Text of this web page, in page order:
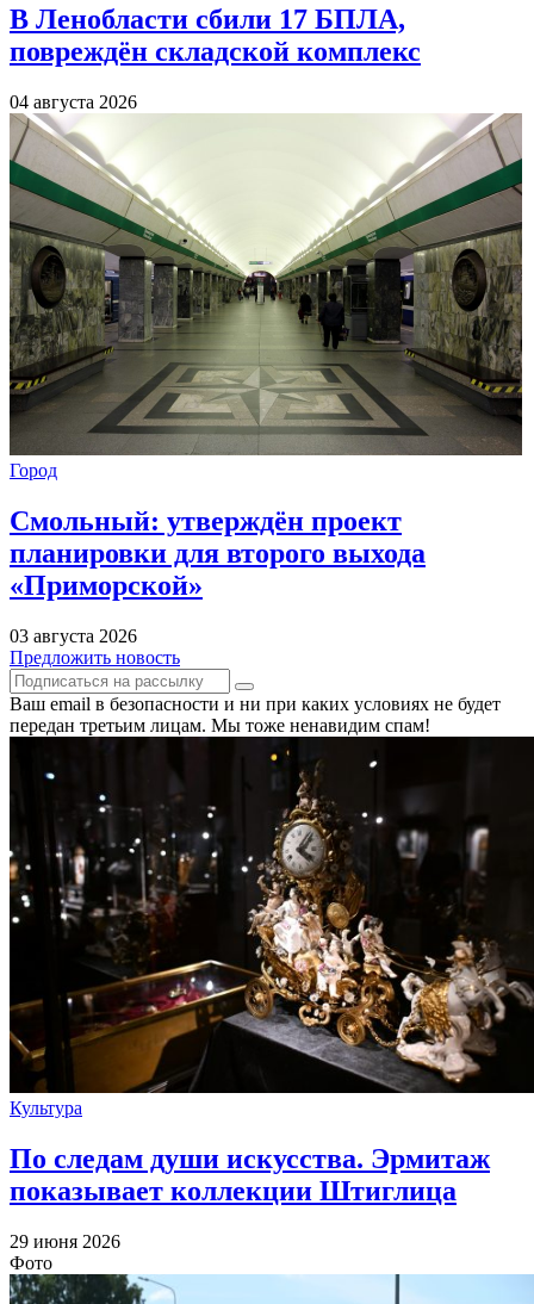
В Ленобласти сбили 17 БПЛА,
повреждён складской комплекс
04 августа 2026
Город
Смольный: утверждён проект
планировки для второго выхода
«Приморской»
03 августа 2026
Предложить новость
Ваш email в безопасности и ни при каких условиях не будет
передан третьим лицам. Мы тоже ненавидим спам!
Культура
По следам души искусства. Эрмитаж
показывает коллекции Штиглица
29 июня 2026
Фото